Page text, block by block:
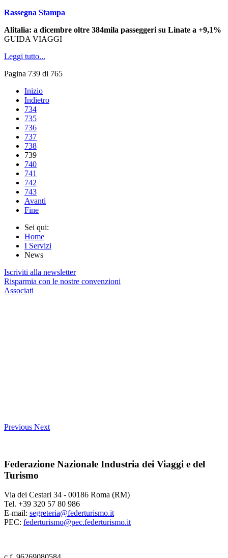
Rassegna Stampa
Alitalia: a dicembre oltre 384mila passeggeri su Linate a +9,1%
GUIDA VIAGGI
Leggi tutto...
Pagina 739 di 765
Inizio
Indietro
734
735
736
737
738
739
740
741
742
743
Avanti
Fine
Sei qui:
Home
I Servizi
News
Iscriviti alla newsletter
Risparmia con le nostre convenzioni
Associati
Previous Next
Federazione Nazionale Industria dei Viaggi e del
Turismo
Via dei Cestari 34 - 00186 Roma (RM)
Tel. +39 320 57 80 986
E-mail: segreteria@federturismo.it
PEC: federturismo@pec.federturismo.it